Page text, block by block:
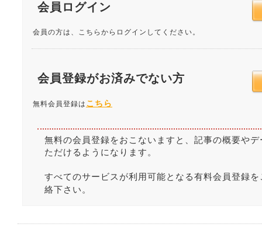
会員ログイン
会員の方は、こちらからログインしてください。
会員登録がお済みでない方
無料会員登録は こちら
無料の会員登録をおこないますと、記事の概要や
ただけるようになります。
すべてのサービスが利用可能となる有料会員登録
絡下さい。